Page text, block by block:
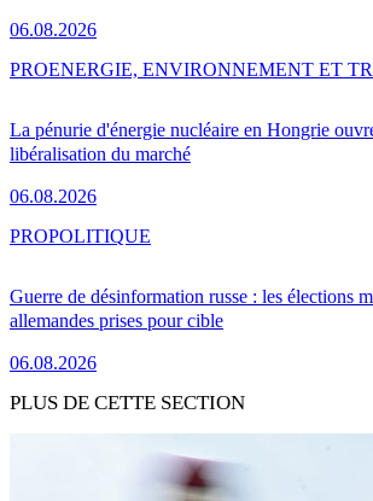
06.08.2026
La pénurie d'énergie nucléaire en Hongrie
libéralisation du marché
06.08.2026
PROENERGIE, ENVIRONNEMENT ET
Guerre de désinformation russe : les élections
allemandes prises pour cible
06.08.2026
PROPOLITIQUE
PLUS DE CETTE SECTION